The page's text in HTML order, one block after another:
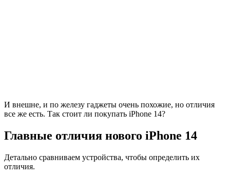
И внешне, и по железу гаджеты очень похожие, но отличия
все же есть. Так стоит ли покупать iPhone 14?
Главные отличия нового iPhone 14
Детально сравниваем устройства, чтобы определить их
отличия.